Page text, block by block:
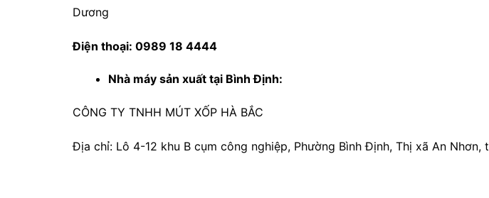
Dương
Điện thoại: 0989 18 4444
Nhà máy sản xuất tại Bình Định:
CÔNG TY TNHH MÚT XỐP HÀ BẮC
Địa chỉ: Lô 4-12 khu B cụm công nghiệp, Phường Bình Định, Thị xã An Nhơn,